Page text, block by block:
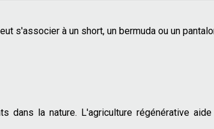
s'associer à un short, un bermuda ou un
dans la nature. L'agriculture régénérative